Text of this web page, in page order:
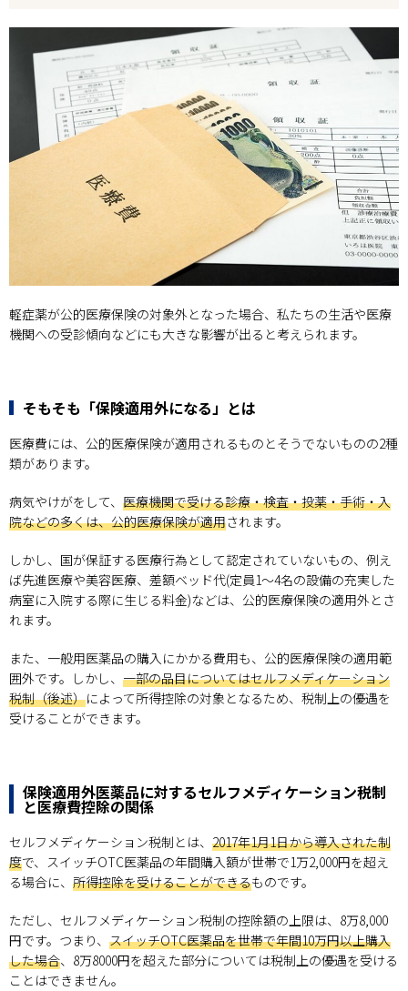
軽症薬が公的医療保険の対象外となった場合、私たちの生活や医療
機関への受診傾向などにも大きな影響が出ると考えられます。
そもそも「保険適用外になる」とは
医療費には、公的医療保険が適用されるものとそうでないものの2種
類があります。
病気やけがをして、 医療機関で受ける診療・検査・投薬・手術・入
院などの多くは、公的医療保険が適用されます。
しかし、国が保証する医療行為として認定されていないもの、例え
ば先進医療や美容医療、差額ベッド代(定員1～4名の設備の充実した
病室に入院する際に生じる料金)などは、公的医療保険の適用外とさ
れます。
また、一般用医薬品の購入にかかる費用も、公的医療保険の適用範
囲外です。しかし、 一部の品目についてはセルフメディケーション
税制（後述）によって所得控除の対象となるため、税制上の優遇を
受けることができます。
保険適用外医薬品に対するセルフメディケーション税制
と医療費控除の関係
セルフメディケーション税制とは、 2017年1月1日から導入された制
度で、スイッチOTC医薬品の年間購入額が世帯で1万2,000円を超え
る場合に、 所得控除を受けることができるものです。
ただし、セルフメディケーション税制の控除額の上限は、8万8,000
円です。つまり、 スイッチOTC医薬品を世帯で年間10万円以上購入
した場合、8万8000円を超えた部分については税制上の優遇を受ける
ことはできません。